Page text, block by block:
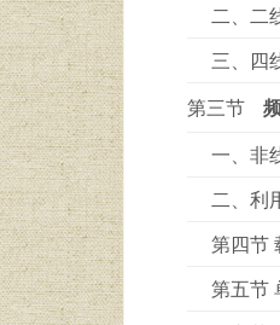
二、二
三、四
第三节
一、非
二、利
第四节
第五节